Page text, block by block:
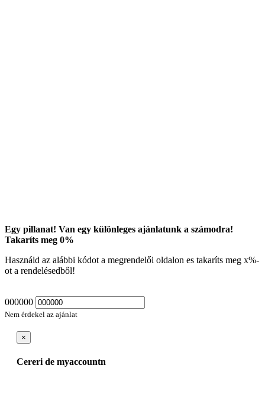
Egy pillanat! Van egy különleges ajánlatunk a számodra!
Takaríts meg 0%
Használd az alábbi kódot a megrendelői oldalon es takaríts meg x%-
ot a rendelésedből!
000000
Nem érdekel az ajánlat
×
Cereri de myaccountn